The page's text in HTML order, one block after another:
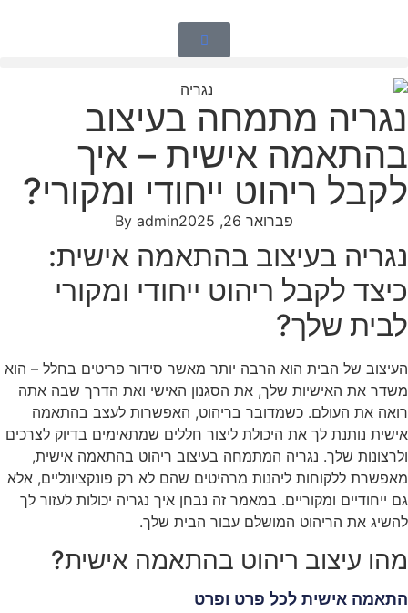
נגריה מתמחה בעיצוב
בהתאמה אישית – איך
לקבל ריהוט ייחודי ומקורי?
פברואר 26, 2025 By admin
נגריה בעיצוב בהתאמה אישית:
כיצד לקבל ריהוט ייחודי ומקורי
לבית שלך?
העיצוב של הבית הוא הרבה יותר מאשר סידור פריטים בחלל – הוא
משדר את האישיות שלך, את הסגנון האישי ואת הדרך שבה אתה
רואה את העולם. כשמדובר בריהוט, האפשרות לעצב בהתאמה
אישית נותנת לך את היכולת ליצור חללים שמתאימים בדיוק לצרכים
ולרצונות שלך. נגריה המתמחה בעיצוב ריהוט בהתאמה אישית,
מאפשרת ללקוחות ליהנות מרהיטים שהם לא רק פונקציונליים, אלא
גם ייחודיים ומקוריים. במאמר זה נבחן איך נגריה יכולות לעזור לך
להשיג את הריהוט המושלם עבור הבית שלך.
מהו עיצוב ריהוט בהתאמה אישית?
התאמה אישית לכל פרט ופרט